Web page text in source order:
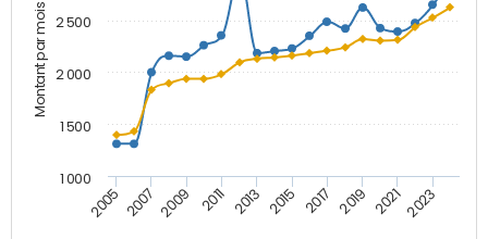
Montant par mois (€)
2005 2007 2009 2011 2013 2015 2017 2019 2021 2023
1 000
1 500
2 000
2 500